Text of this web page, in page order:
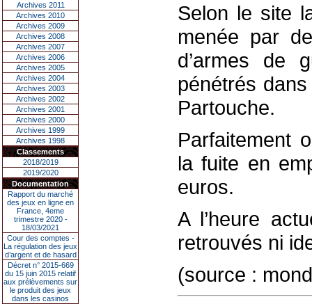
Archives 2011
Archives 2010
Archives 2009
Archives 2008
Archives 2007
Archives 2006
Archives 2005
Archives 2004
Archives 2003
Archives 2002
Archives 2001
Archives 2000
Archives 1999
Archives 1998
Classements
2018/2019
2019/2020
Documentation
Rapport du marché
des jeux en ligne en
France, 4eme
trimestre 2020 -
18/03/2021
Cour des comptes -
La régulation des jeux
d’argent et de hasard
Décret n° 2015-669
du 15 juin 2015 relatif
aux prélèvements sur
le produit des jeux
dans les casinos
Selon le site
menée par
d’armes de
pénétrés
Partouche.
Parfaitement
la fuite en
euros.
A l’heure
retrouvés ni
(source :